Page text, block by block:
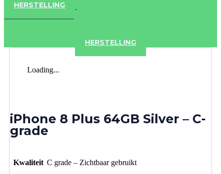
HERSTELLING
HERSTELLING
Loading...
iPhone 8 Plus 64GB Silver – C-
grade
Kwaliteit C grade – Zichtbaar gebruikt